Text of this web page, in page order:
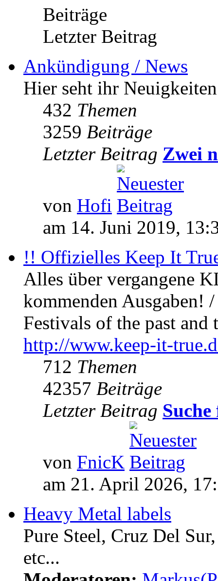
Beiträge
Letzter Beitrag
Ankündigung / News
Hier seht ihr
432 Themen
3259 Beiträge
Letzter Beitrag Zwei
von Hofi
am 14. Juni 2019,
!! Offizielles Keep It
Alles über vergangene
kommenden Ausgaben!
Festivals of the past
http://www.keep-it-
712 Themen
42357 Beiträge
Letzter Beitrag
von FnicK
am 21. April 2026,
Heavy Metal labels
Pure Steel, Cruz Del
etc...